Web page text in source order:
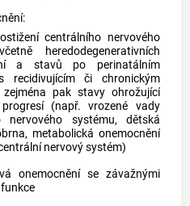
centrálního nervového
heredodegenerativních
a stavů po perinatálním
recidivujícím či chronickým
zejména pak stavy ohrožující
(např. vrozené vady
nervového systému, dětská
metabolická onemocnění
nervový systém)
onemocnění se závažnými